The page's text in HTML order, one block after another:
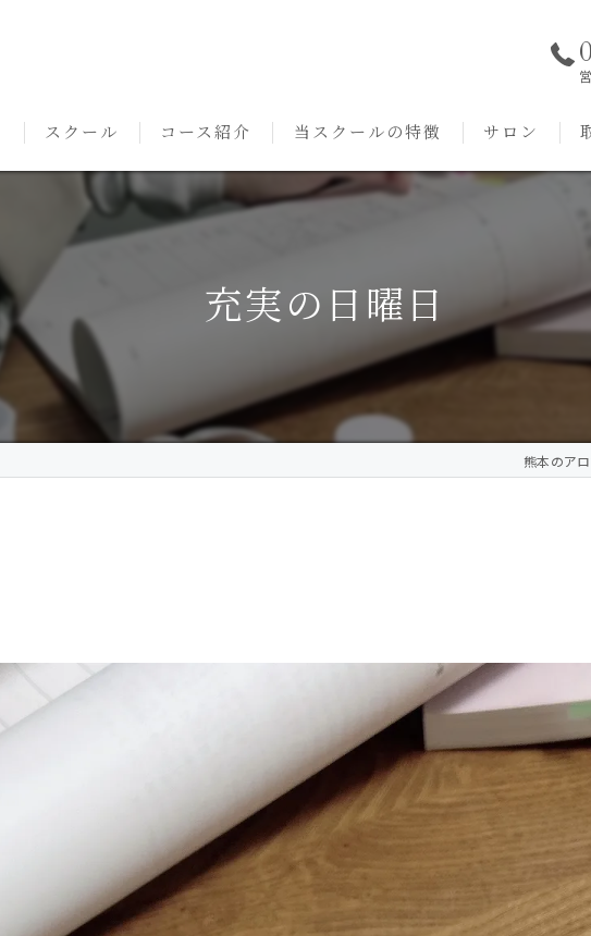
スクール
熊本本校の特徴
熊本みゆき校の特徴
代表挨拶
講師紹介
卒講生の声
コース紹介
NARD JAPAN
アロマ・インストラクターコース
アロマ・セラピストコース
KACセラピスト
当スクールの特徴
資格
セルフメディケーション
ハンドマッサージ
オイル
サロン
施術事例
充実の日曜日
熊本のア